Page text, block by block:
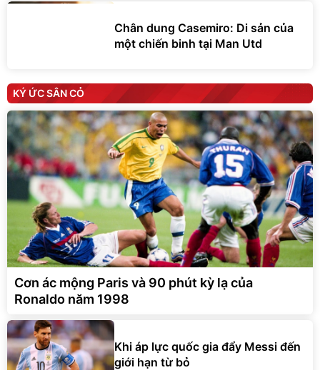
Chân dung Casemiro: Di sản của
một chiến binh tại Man Utd
KÝ ỨC SÂN CỎ
Cơn ác mộng Paris và 90 phút kỳ lạ của
Ronaldo năm 1998
Khi áp lực quốc gia đẩy Messi đến
giới hạn từ bỏ